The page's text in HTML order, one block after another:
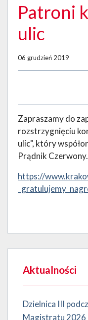
Patroni
ulic
06 grudzień 2019
Zapraszamy do
rozstrzygnięciu
ulic", który
Prądnik Czerwony.
https://
Aktualności
Dzielnica III
Magistratu 2026